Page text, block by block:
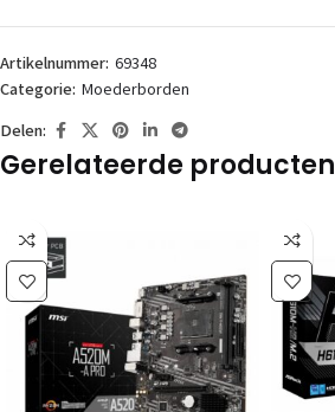
Artikelnummer: 69348
Categorie: Moederborden
Delen:
Gerelateerde producten